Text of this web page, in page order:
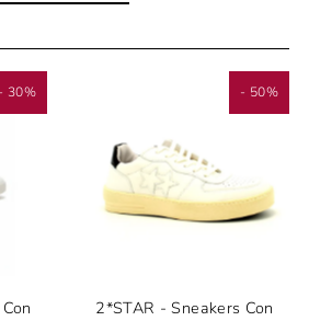
- 30% - 50%
2*STAR - Sneakers Con